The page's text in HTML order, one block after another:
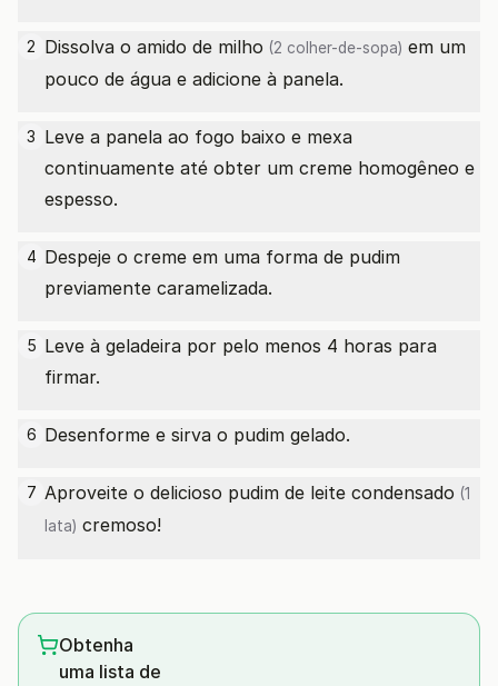
2 Dissolva o amido de milho (2 colher-de-sopa) em um
pouco de água e adicione à panela.
3 Leve a panela ao fogo baixo e mexa
continuamente até obter um creme homogêneo e
espesso.
4 Despeje o creme em uma forma de pudim
previamente caramelizada.
5 Leve à geladeira por pelo menos 4 horas para
firmar.
6 Desenforme e sirva o pudim gelado.
7 Aproveite o delicioso pudim de leite condensado (1
lata) cremoso!
Obtenha
uma lista de